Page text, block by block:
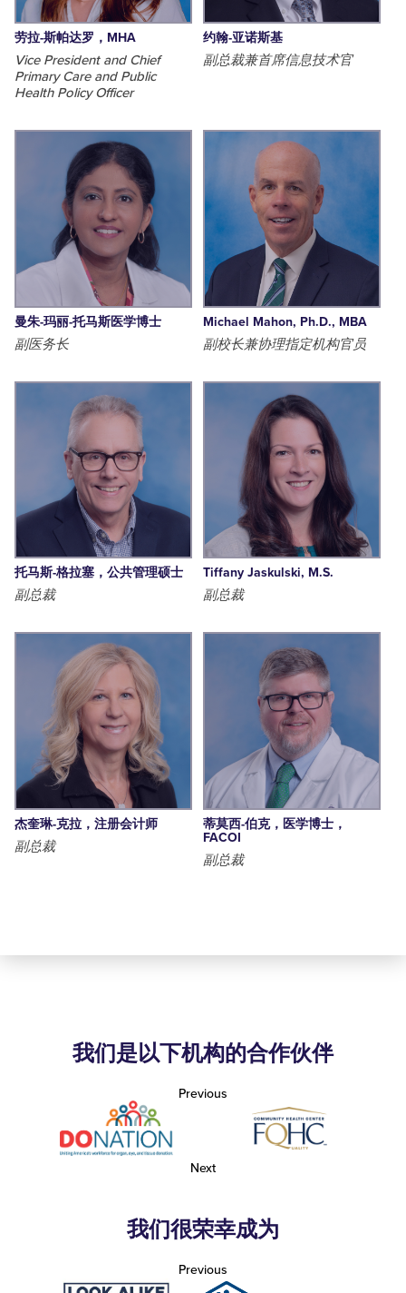
劳拉-斯帕达罗，MHA
Vice President and Chief
Primary Care and Public
Health Policy Officer
约翰-亚诺斯基
副总裁兼首席信息技术官
曼朱-玛丽-托马斯医学博士
副医务长
Michael Mahon, Ph.D., MBA
副校长兼协理指定机构官员
托马斯-格拉塞，公共管理硕士
副总裁
Tiffany Jaskulski, M.S.
副总裁
杰奎琳-克拉，注册会计师
副总裁
蒂莫西-伯克，医学博士，
FACOI
副总裁
我们是以下机构的合作伙伴
Previous
Next
我们很荣幸成为
Previous